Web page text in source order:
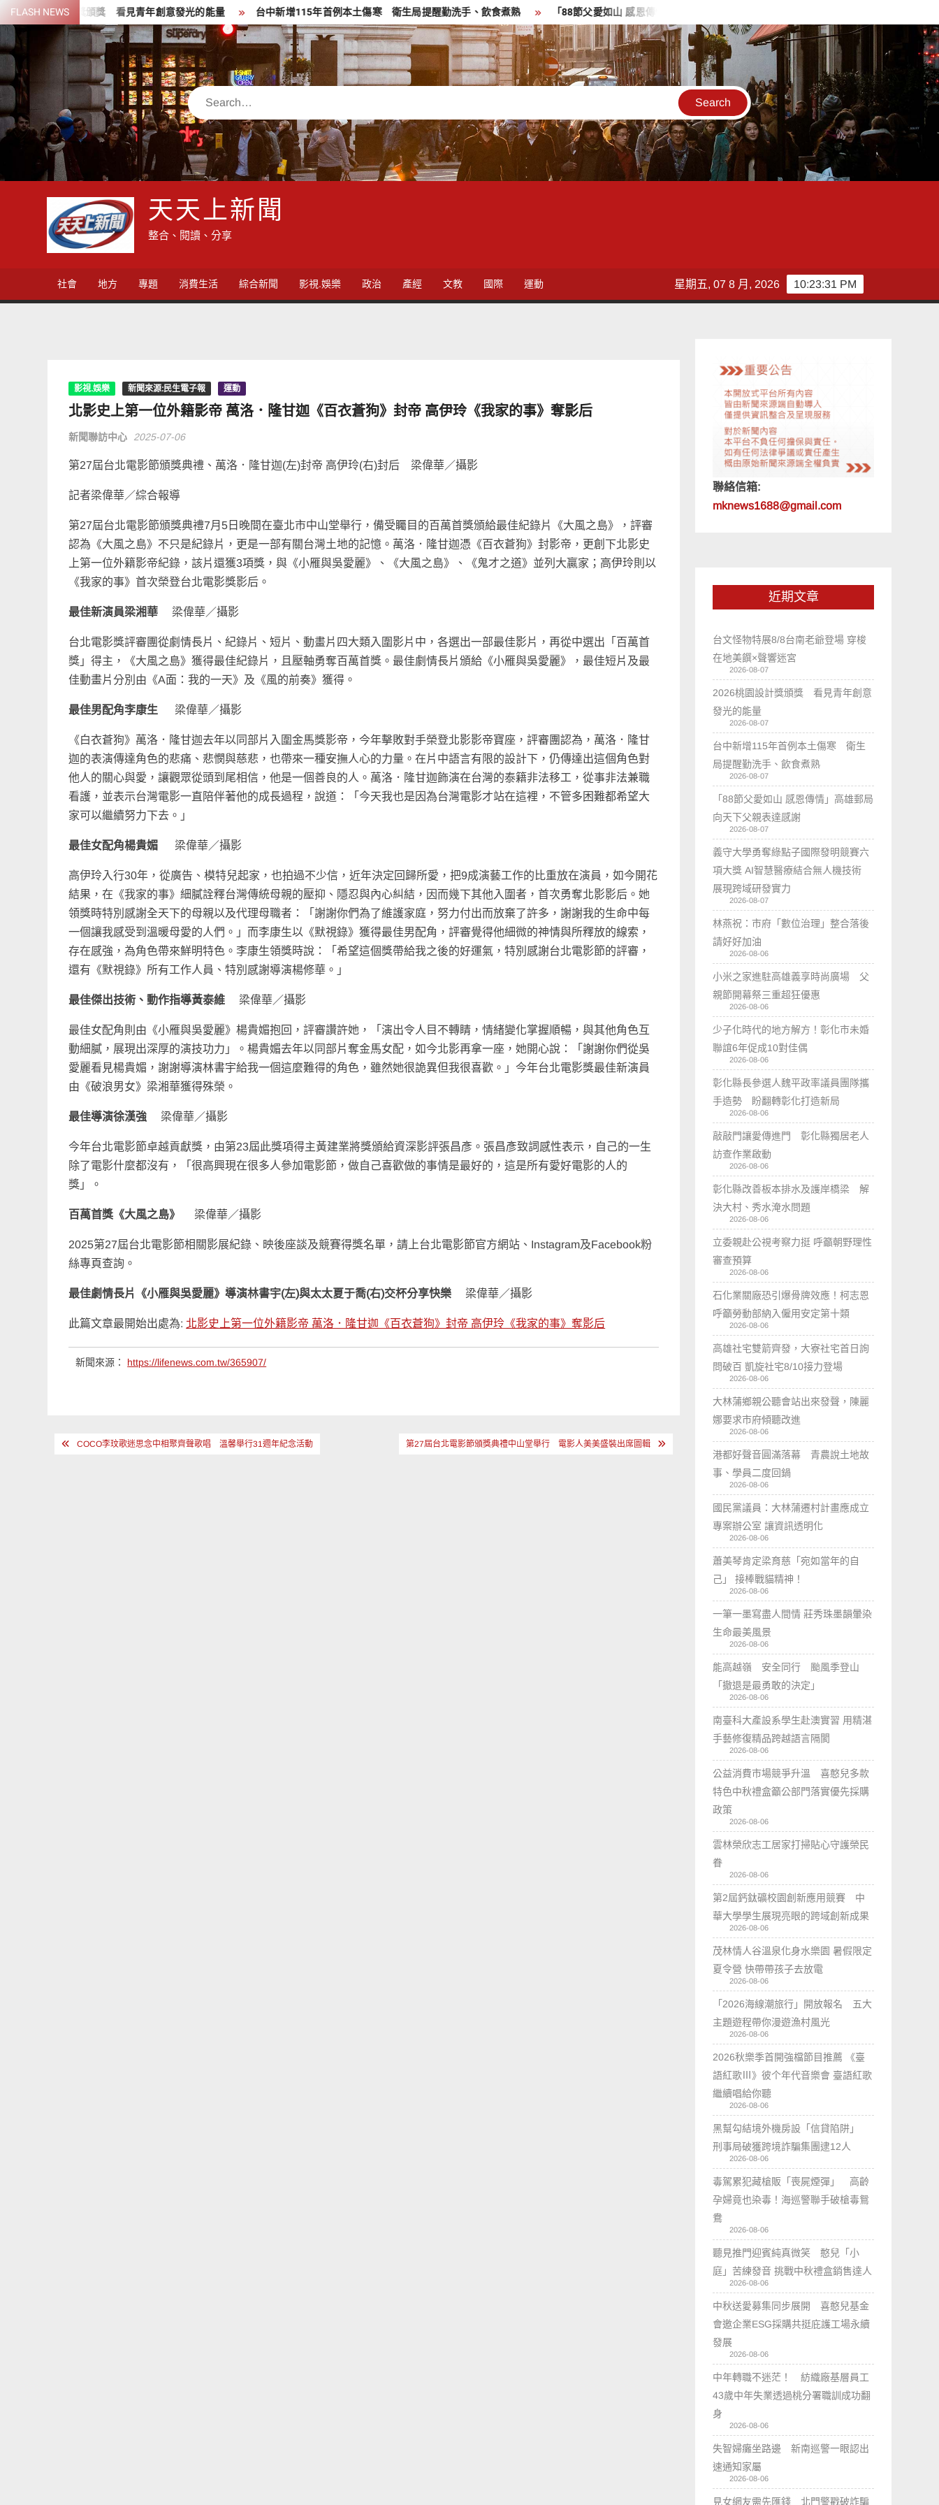
Skip
to
content
FLASH NEWS
園設計獎頒獎 看見青年創意發光的能量 台中新增115年首例本土傷寒 衛生局提醒勤洗手、飲食煮熟 「88節父愛如山 感恩傳情」高雄郵局向天下父親表達感謝
Search
天天上新聞
整合、閱讀、分享
社會 地方 專題 消費生活 綜合新聞 影視.娛樂 政治 產經 文教 國際 運動 10:23:32 PM
星期五, 07 8 月, 2026
影視.娛樂 新聞來源:民生電子報 運動
北影史上第一位外籍影帝 萬洛．隆甘迦《百衣蒼狗》封帝 高伊玲《我家的事》奪影后
新聞聯訪中心 2025-07-06
第27屆台北電影節頒獎典禮、萬洛．隆甘迦(左)封帝 高伊玲(右)封后 梁偉華／攝影
記者梁偉華／綜合報導
第27屆台北電影節頒獎典禮7月5日晚間在臺北市中山堂舉行，備受矚目的百萬首獎頒給最佳紀錄片《大風之島》，評審
認為《大風之島》不只是紀錄片，更是一部有關台灣土地的記憶。萬洛．隆甘迦憑《百衣蒼狗》封影帝，更創下北影史
上第一位外籍影帝紀錄，該片還獲3項獎，與《小雁與吳愛麗》、《大風之島》、《鬼才之道》並列大贏家；高伊玲則以
《我家的事》首次榮登台北電影獎影后。
最佳新演員梁湘華 梁偉華／攝影
台北電影獎評審團從劇情長片、紀錄片、短片、動畫片四大類入圍影片中，各選出一部最佳影片，再從中選出「百萬首
獎」得主，《大風之島》獲得最佳紀錄片，且壓軸勇奪百萬首獎。最佳劇情長片頒給《小雁與吳愛麗》，最佳短片及最
佳動畫片分別由《A面：我的一天》及《風的前奏》獲得。
最佳男配角李康生 梁偉華／攝影
《白衣蒼狗》萬洛．隆甘迦去年以同部片入圍金馬獎影帝，今年擊敗對手榮登北影影帝寶座，評審團認為，萬洛．隆甘
迦的表演傳達角色的悲痛、悲憫與慈悲，也帶來一種安撫人心的力量。在片中語言有限的設計下，仍傳達出這個角色對
他人的關心與愛，讓觀眾從頭到尾相信，他是一個善良的人。萬洛．隆甘迦飾演在台灣的泰籍非法移工，從事非法兼職
看護，並表示台灣電影一直陪伴著他的成長過程，說道：「今天我也是因為台灣電影才站在這裡，不管多困難都希望大
家可以繼續努力下去。」
最佳女配角楊貴媚 梁偉華／攝影
高伊玲入行30年，從廣告、模特兒起家，也拍過不少信，近年決定回歸所愛，把9成演藝工作的比重放在演員，如今開花
結果，在《我家的事》細膩詮釋台灣傳統母親的壓抑、隱忍與內心糾結，因而幾下其他入圍者，首次勇奪北影影后。她
領獎時特別感謝全天下的母親以及代理母職者：「謝謝你們為了維護家庭，努力付出而放棄了許多，謝謝我的生命中每
一個讓我感受到溫暖母愛的人們。」而李康生以《默視錄》獲得最佳男配角，評審覺得他細微的神情與所釋放的線索，
存在感強，為角色帶來鮮明特色。李康生領獎時說：「希望這個獎帶給我之後的好運氣，特別感謝台北電影節的評審，
還有《默視錄》所有工作人員、特別感謝導演楊修華。」
最佳傑出技術、動作指導黃泰維 梁偉華／攝影
最佳女配角則由《小雁與吳愛麗》楊貴媚抱回，評審讚許她，「演出令人目不轉睛，情緒變化掌握順暢，與其他角色互
動細膩，展現出深厚的演技功力」。楊貴媚去年以同部片奪金馬女配，如今北影再拿一座，她開心說：「謝謝你們從吳
愛麗看見楊貴媚，謝謝導演林書宇給我一個這麼難得的角色，雖然她很詭異但我很喜歡。」今年台北電影獎最佳新演員
由《破浪男女》梁湘華獲得殊榮。
最佳導演徐漢強 梁偉華／攝影
今年台北電影節卓越貢獻獎，由第23屆此獎項得主黃建業將獎頒給資深影評張昌彥。張昌彥致詞感性表示，自己的一生
除了電影什麼都沒有，「很高興現在很多人參加電影節，做自己喜歡做的事情是最好的，這是所有愛好電影的人的
獎」。
百萬首獎《大風之島》 梁偉華／攝影
2025第27屆台北電影節相關影展紀錄、映後座談及競賽得獎名單，請上台北電影節官方網站、Instagram及Facebook粉
絲專頁查詢。
最佳劇情長片《小雁與吳愛麗》導演林書宇(左)與太太夏于喬(右)交杯分享快樂 梁偉華／攝影
此篇文章最開始出處為: 北影史上第一位外籍影帝 萬洛．隆甘迦《百衣蒼狗》封帝 高伊玲《我家的事》奪影后
新聞來源： https://lifenews.com.tw/365907/
文 COCO李玟歌迷思念中相聚齊聲歌唱 溫馨舉行31週年紀念活動 第27屆台北電影節頒獎典禮中山堂舉行 電影人美美盛裝出席圖輯
聯絡信箱:
mknews1688@gmail.com
近期文章
台文怪物特展8/8台南老爺登場 穿梭
在地美饌×聲響迷宮
2026-08-07
2026桃園設計獎頒獎 看見青年創意
發光的能量
2026-08-07
台中新增115年首例本土傷寒 衛生
局提醒勤洗手、飲食煮熟
2026-08-07
「88節父愛如山 感恩傳情」高雄郵局
向天下父親表達感謝
2026-08-07
義守大學勇奪綠點子國際發明競賽六
項大獎 AI智慧醫療結合無人機技術
展現跨域研發實力
2026-08-07
林燕祝：市府「數位治理」整合落後
請好好加油
2026-08-06
小米之家進駐高雄義享時尚廣場 父
親節開幕祭三重超狂優惠
2026-08-06
少子化時代的地方解方！彰化市未婚
聯誼6年促成10對佳偶
2026-08-06
彰化縣長參選人魏平政率議員團隊攜
手造勢 盼翻轉彰化打造新局
2026-08-06
敲敲門讓愛傳進門 彰化縣獨居老人
訪查作業啟動
2026-08-06
彰化縣改善板本排水及護岸橋梁 解
決大村、秀水淹水問題
2026-08-06
立委親赴公視考察力挺 呼籲朝野理性
審查預算
2026-08-06
石化業關廠恐引爆骨牌效應！柯志恩
呼籲勞動部納入僱用安定第十類
2026-08-06
高雄社宅雙箭齊發，大寮社宅首日詢
問破百 凱旋社宅8/10接力登場
2026-08-06
大林蒲鄉親公聽會站出來發聲，陳麗
娜要求市府傾聽改進
2026-08-06
港都好聲音圓滿落幕 青農說土地故
事、學員二度回鍋
2026-08-06
國民黨議員：大林蒲遷村計畫應成立
專案辦公室 讓資訊透明化
2026-08-06
蕭美琴肯定梁育慈「宛如當年的自
己」 接棒戰貓精神！
2026-08-06
一筆一墨寫盡人間情 莊秀珠墨韻暈染
生命最美風景
2026-08-06
能高越嶺 安全同行 颱風季登山
「撤退是最勇敢的決定」
2026-08-06
南臺科大產設系學生赴澳實習 用精湛
手藝修復精品跨越語言隔閡
2026-08-06
公益消費市場競爭升溫 喜憨兒多款
特色中秋禮盒籲公部門落實優先採購
政策
2026-08-06
雲林榮欣志工居家打掃貼心守護榮民
眷
2026-08-06
第2屆鈣鈦礦校園創新應用競賽 中
華大學學生展現亮眼的跨域創新成果
2026-08-06
茂林情人谷溫泉化身水樂園 暑假限定
夏令營 快帶帶孩子去放電
2026-08-06
「2026海線潮旅行」開放報名 五大
主題遊程帶你漫遊漁村風光
2026-08-06
2026秋樂季首開強檔節目推薦 《臺
語紅歌Ⅲ》彼个年代音樂會 臺語紅歌
繼續唱給你聽
2026-08-06
黑幫勾結境外機房設「信貸陷阱」
刑事局破獲跨境詐騙集團逮12人
2026-08-06
毒駕累犯藏槍販「喪屍煙彈」 高齡
孕婦竟也染毒！海巡警聯手破槍毒鴛
鴦
2026-08-06
聽見推門迎賓純真微笑 憨兒「小
庭」苦練發音 挑戰中秋禮盒銷售達人
2026-08-06
中秋送愛募集同步展開 喜憨兒基金
會邀企業ESG採購共挺庇護工場永續
發展
2026-08-06
中年轉職不迷茫！ 紡織廠基層員工
43歲中年失業透過桃分署職訓成功翻
身
2026-08-06
失智婦癱坐路邊 新南巡警一眼認出
速通知家屬
2026-08-06
見女網友需先匯錢 北門警戳破詐騙